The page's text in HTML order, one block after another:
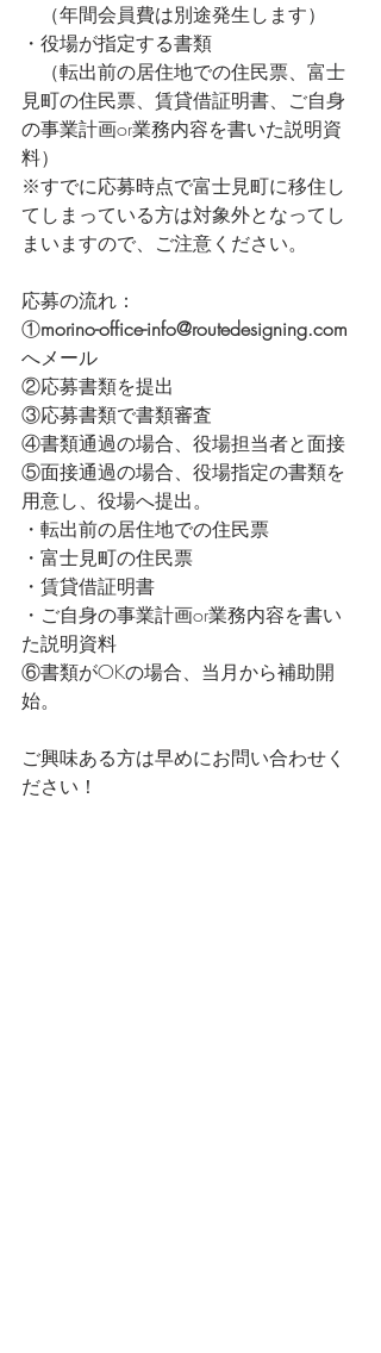
（年間会員費は別途発生します）
・役場が指定する書類
（転出前の居住地での住民票、富士
見町の住民票、賃貸借証明書、ご自身
の事業計画or業務内容を書いた説明資
料）
※すでに応募時点で富士見町に移住し
てしまっている方は対象外となってし
まいますので、ご注意ください。
応募の流れ：
①morino-office-info@routedesigning.com
へメール
②応募書類を提出
③応募書類で書類審査
④書類通過の場合、役場担当者と面接
⑤面接通過の場合、役場指定の書類を
用意し、役場へ提出。
・転出前の居住地での住民票
・富士見町の住民票
・賃貸借証明書
・ご自身の事業計画or業務内容を書い
た説明資料
⑥書類がOKの場合、当月から補助開
始。
ご興味ある方は早めにお問い合わせく
ださい！